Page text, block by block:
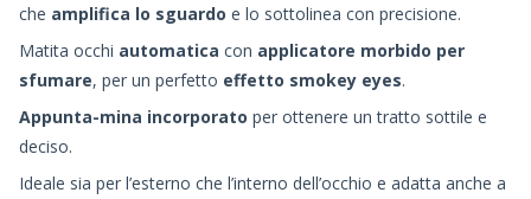
che amplifica lo sguardo e lo sottolinea con precisione.
Matita occhi automatica con applicatore morbido per
sfumare, per un perfetto effetto smokey eyes.
Appunta-mina incorporato per ottenere un tratto sottile e
deciso.
Ideale sia per l’esterno che l’interno dell’occhio e adatta anche a